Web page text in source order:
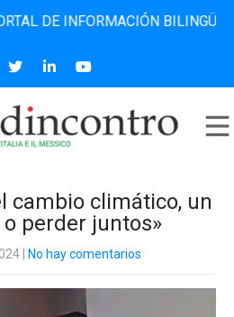
INFORMACIÓN BILINGÜE QUE
cambio climático, un
perder juntos»
No hay comentarios